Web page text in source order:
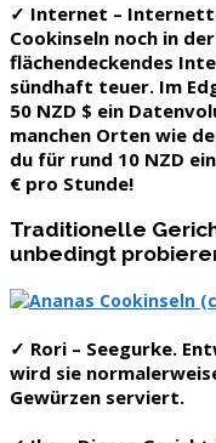
✓ Internet –
Cookinseln noch in
flächendeckendes
sündhaft teuer. Im
50 NZD $ ein
manchen Orten wie
du für rund 10 NZD
€ pro Stunde!
Traditionelle
unbedingt
✓ Rori – Seegurke.
wird sie
Gewürzen serviert.